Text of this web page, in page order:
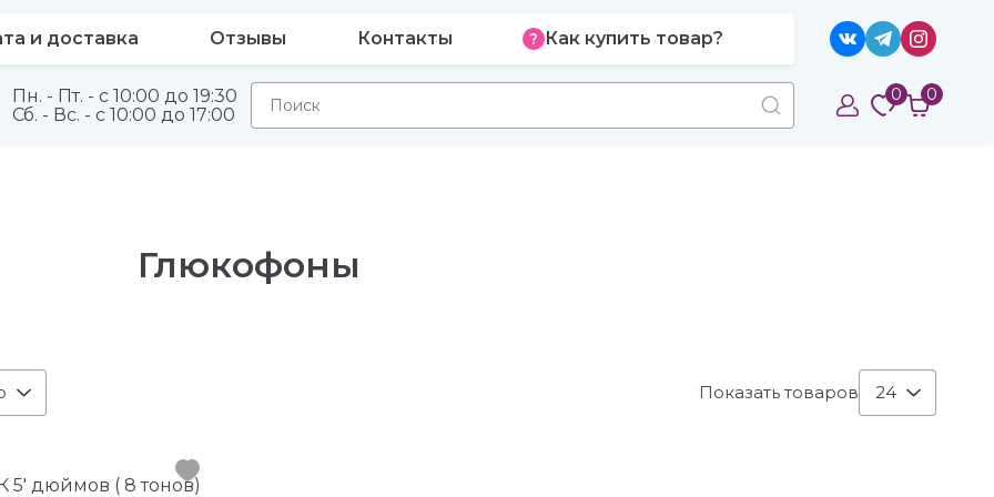
и доставка Отзывы Контакты Как купить товар?
Пн. - Пт. - с 10:00 до 19:30
Сб. - Вс. - с 10:00 до 17:00
0 0
Глюкофоны
Показать товаров 24
5' дюймов ( 8 тонов)